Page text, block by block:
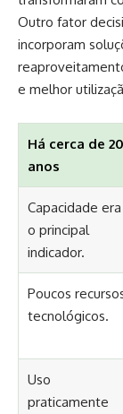
Outro fator
incorporam
e melhor
Há cerca de 20
anos
Capacidade era
o principal
indicador.
Poucos
tecnológicos.
Uso
praticamente